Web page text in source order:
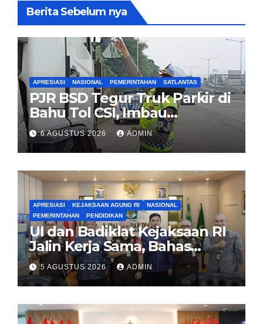
Berita Sebelum nya
APRESIASI NASIONAL PEMERINTAHAN SATLANTAS
PJR BSD Tegur Truk Parkir di
Bahu Tol CSI, Imbau
Pengendara Tertib
6 AGUSTUS 2026 ADMIN
APRESIASI KEJAKSAAN AGUNG RI
NASIONAL
PEMERINTAHAN
PENDIDIKAN
UI dan Badiklat Kejaksaan RI
Jalin Kerja Sama, Bahas
Pembentukan Pusat Studi
Kajian Kejaksaan
5 AGUSTUS 2026 ADMIN